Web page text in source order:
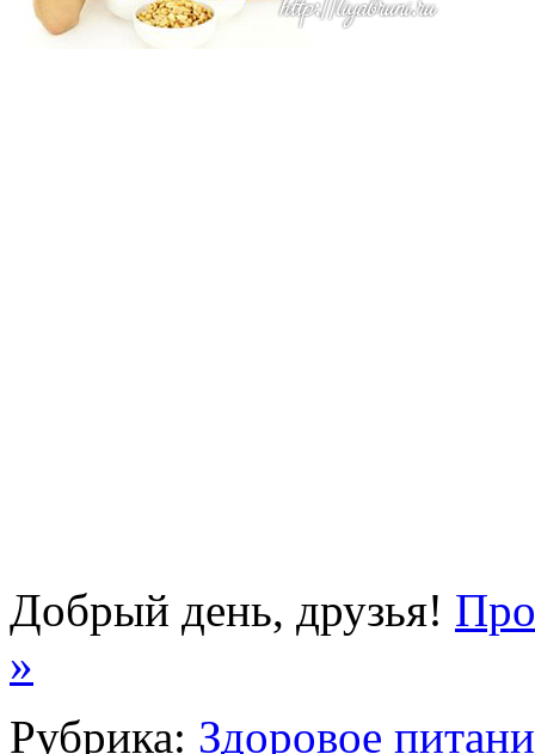
Добрый день, друзья!
»
Рубрика: Здоровое